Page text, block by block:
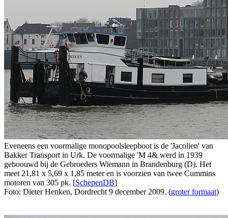
Eveneens een voormalige monopoolsleepboot is de 'Jacolien' van
Bakker Transport in Urk. De voormalige 'M 4& werd in 1939
geboouwd bij de Gebroeders Wiemann in Brandenburg (D). Het
meet 21,81 x 5,69 x 1,85 meter en is voorzien van twee Cummins
motoren van 305 pk. [SchepenDB]
Foto: Dieter Henken, Dordrecht 9 december 2009. (groter formaat)